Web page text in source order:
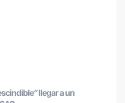
llegar a un